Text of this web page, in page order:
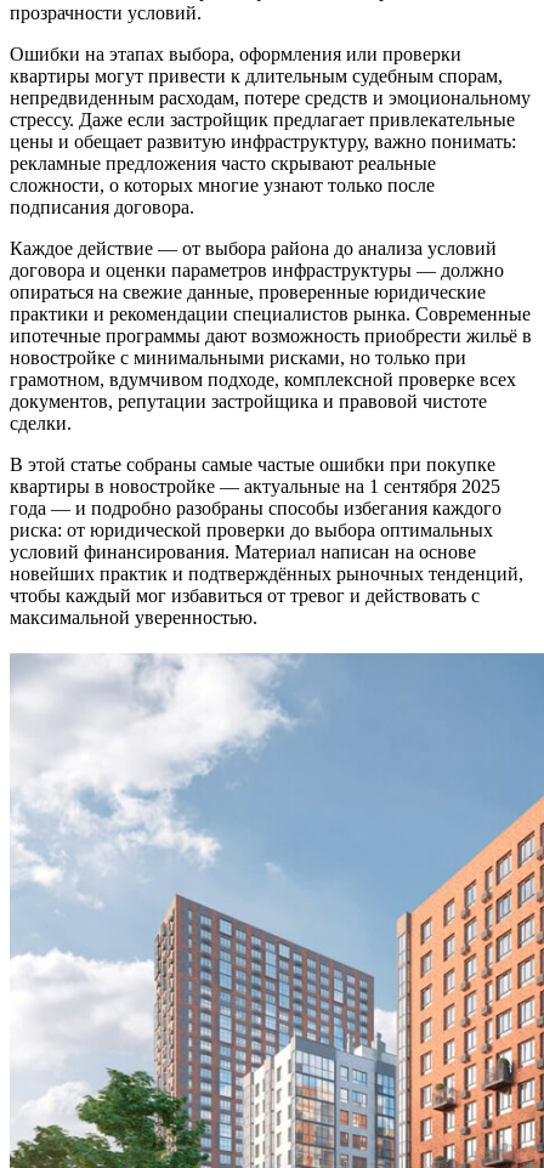
прозрачности условий.
Ошибки на этапах выбора, оформления или проверки
квартиры могут привести к длительным судебным спорам,
непредвиденным расходам, потере средств и эмоциональному
стрессу. Даже если застройщик предлагает привлекательные
цены и обещает развитую инфраструктуру, важно понимать:
рекламные предложения часто скрывают реальные
сложности, о которых многие узнают только после
подписания договора.
Каждое действие — от выбора района до анализа условий
договора и оценки параметров инфраструктуры — должно
опираться на свежие данные, проверенные юридические
практики и рекомендации специалистов рынка. Современные
ипотечные программы дают возможность приобрести жильё в
новостройке с минимальными рисками, но только при
грамотном, вдумчивом подходе, комплексной проверке всех
документов, репутации застройщика и правовой чистоте
сделки.
В этой статье собраны самые частые ошибки при покупке
квартиры в новостройке — актуальные на 1 сентября 2025
года — и подробно разобраны способы избегания каждого
риска: от юридической проверки до выбора оптимальных
условий финансирования. Материал написан на основе
новейших практик и подтверждённых рыночных тенденций,
чтобы каждый мог избавиться от тревог и действовать с
максимальной уверенностью.